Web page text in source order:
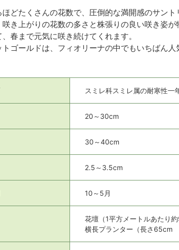
ほどたくさんの花数で、圧倒的な満開感のサン
咲き上がりの花数の多さと株張りの良い咲き姿
、春まで元気に咲き続けてくれます。
トゴールドは、フィオリーナの中でもいちばん
スミレ科スミレ属の耐寒性一
20～30cm
30～40cm
2.5～3.5cm
10～5月
花壇（1平方メートルあたり
横長プランター（長さ65cm